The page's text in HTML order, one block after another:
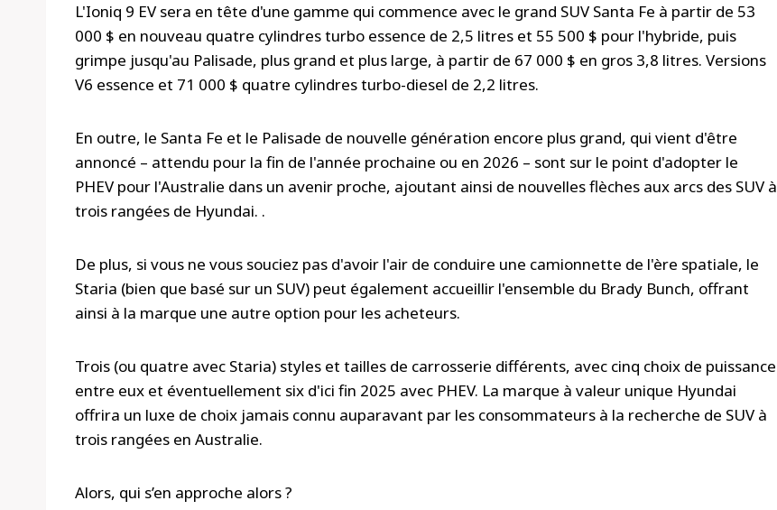
L'Ioniq 9 EV sera en tête d'une gamme qui commence avec le grand SUV Santa Fe à partir de 53
000 $ en nouveau quatre cylindres turbo essence de 2,5 litres et 55 500 $ pour l'hybride, puis
grimpe jusqu'au Palisade, plus grand et plus large, à partir de 67 000 $ en gros 3,8 litres. Versions
V6 essence et 71 000 $ quatre cylindres turbo-diesel de 2,2 litres.
En outre, le Santa Fe et le Palisade de nouvelle génération encore plus grand, qui vient d'être
annoncé – attendu pour la fin de l'année prochaine ou en 2026 – sont sur le point d'adopter le
PHEV pour l'Australie dans un avenir proche, ajoutant ainsi de nouvelles flèches aux arcs des SUV à
trois rangées de Hyundai. .
De plus, si vous ne vous souciez pas d'avoir l'air de conduire une camionnette de l'ère spatiale, le
Staria (bien que basé sur un SUV) peut également accueillir l'ensemble du Brady Bunch, offrant
ainsi à la marque une autre option pour les acheteurs.
Trois (ou quatre avec Staria) styles et tailles de carrosserie différents, avec cinq choix de puissance
entre eux et éventuellement six d'ici fin 2025 avec PHEV. La marque à valeur unique Hyundai
offrira un luxe de choix jamais connu auparavant par les consommateurs à la recherche de SUV à
trois rangées en Australie.
Alors, qui s’en approche alors ?